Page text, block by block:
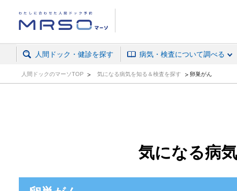
人間ドック・健診を探す 病気・検査について調べる
人間ドックのマーソTOP 気になる病気を知る＆検査を探す 卵巣がん
気になる病